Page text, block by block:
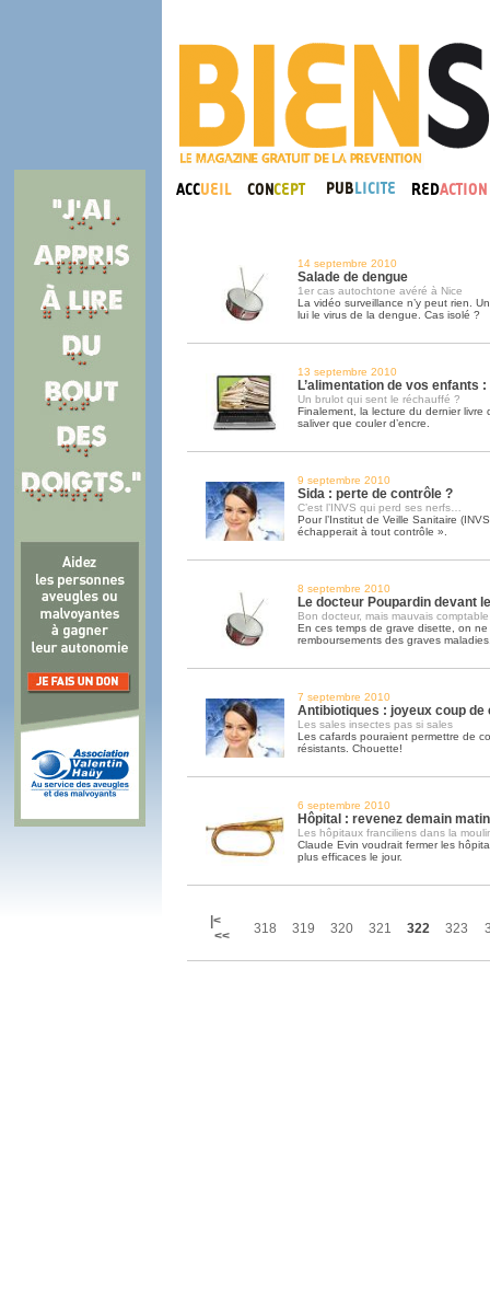
14 septembre 2010
Salade de dengue
1er cas autochtone avéré à Nice
La vidéo surveillance n’y peut rien.
lui le virus de la dengue. Cas isolé ?
13 septembre 2010
L’alimentation de vos enfants
Un brulot qui sent le réchauffé ?
Finalement, la lecture du dernier livre
saliver que couler d’encre.
9 septembre 2010
Sida : perte de contrôle ?
C’est l’INVS qui perd ses nerfs…
Pour l’Institut de Veille Sanitaire
échapperait à tout contrôle ».
8 septembre 2010
Le docteur Poupardin devant
Bon docteur, mais mauvais comptable
En ces temps de grave disette, on
remboursements des graves
7 septembre 2010
Antibiotiques : joyeux coup de
Les sales insectes pas si sales
Les cafards pouraient permettre de
résistants. Chouette!
6 septembre 2010
Hôpital : revenez demain
Les hôpitaux franciliens dans la
Claude Evin voudrait fermer les
plus efficaces le jour.
|<
<<
318 319 320 321 322 323